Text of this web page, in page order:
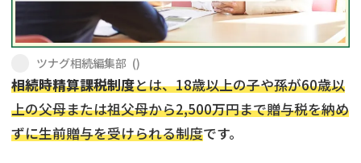
遺留分侵害額請求
相続手続き
家族信託
贈与税
相続手続き
遺言
遺産分割
不動産の相続
ツナグ相続編集部 ()
相続時精算課税制度とは、18歳以上の子や孫が60歳以
上の父母または祖父母から2,500万円まで贈与税を納め
ずに生前贈与を受けられる制度です。